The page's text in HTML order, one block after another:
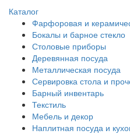
Каталог
Фарфоровая и
Бокалы и барное стекло
Столовые приборы
Деревянная посуда
Металлическая посуда
Сервировка стола и
Барный инвентарь
Текстиль
Мебель и декор
Наплитная посуда и